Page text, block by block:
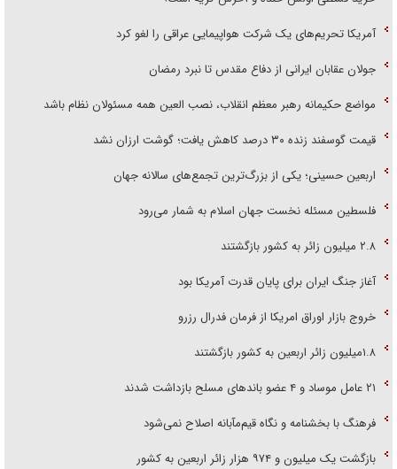
آمریکا تحریم‌های یک شرکت هواپیمایی عراقی را لغو کرد
جولان عقابان ایرانی از دفاع مقدس تا نبرد رمضان
مواضع حکیمانه رهبر معظم انقلاب، نصب العین همه مسئولان نظام باشد
قیمت گوسفند زنده ۳۰ درصد کاهش یافت؛ گوشت ارزان نشد
اربعین حسینی؛ یکی از بزرگ‌ترین تجمع‌های سالانه جهان
فلسطین مسئله نخست جهان اسلام به شمار می‌رود
۲.۸ میلیون زائر به کشور بازگشتند
آغاز جنگ ایران برای پایان قدرت آمریکا بود
خروج بازار اوراق امریکا از فرمان فدرال رزرو
۱.۸میلیون زائر اربعین به کشور بازگشتند
۲۱ عامل موساد و ۴ عضو باند‌های مسلح بازداشت شدند
فرهنگ با بخشنامه و نگاه قیم‌مآبانه اصلاح نمی‌شود
بازگشت یک میلیون و ۹۷۴ هزار زائر اربعین به کشور